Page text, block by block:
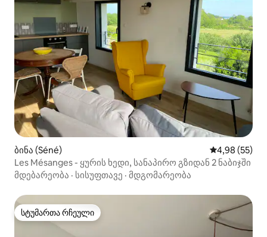
ბინა (Séné) საშუალო
4,98 (55)
Les Mésanges - ყურის ხედი, სანაპირო გზიდან 2 ნაბიჯში
მდებარეობა · სისუფთავე · მდგომარეობა
სტუმართა რჩეული
სტუმართა რჩეული